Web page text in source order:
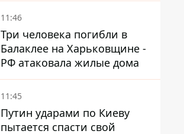
11:46
Три человека погибли в
Балаклее на Харьковщине -
РФ атаковала жилые дома
11:45
Путин ударами по Киеву
пытается спасти свой